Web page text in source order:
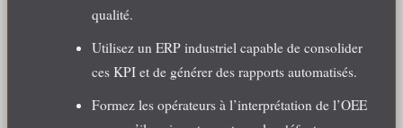
qualité.
Utilisez un ERP industriel capable de consolider
ces KPI et de générer des rapports automatisés.
Formez les opérateurs à l’interprétation de l’OEE